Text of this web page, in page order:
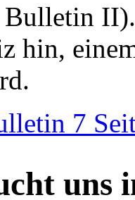
hin,
7
uns